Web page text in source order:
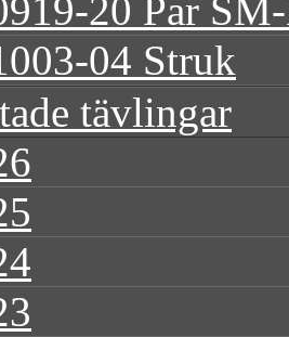
20 Par
04 Struk
tävlingar